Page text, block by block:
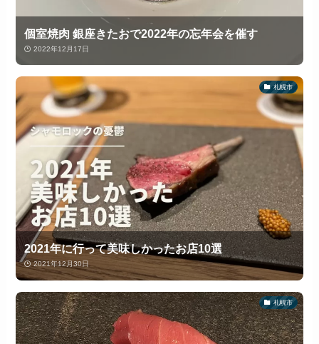
個室焼肉 銀座きたおで2022年の忘年会を催す
2022年12月17日
札幌市
2021年に行って美味しかったお店10選
2021年12月30日
札幌市